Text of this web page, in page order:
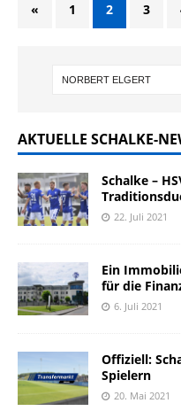
« 1 2 3
AKTUELLE SCHALKE-
Schalke –
22. Juli 2021
Ein
für die
6. Juli 2021
Offiziell:
Spielern
20. Mai 2021